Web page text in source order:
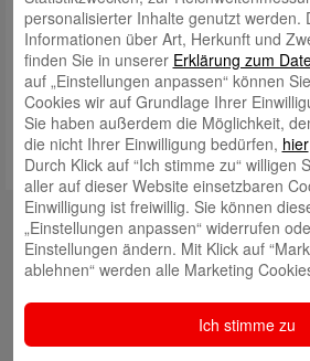
Website
Meinen Namen, meine E-Mail-
diesem Browser für die nächste
Kontakt
mail@sparkasse-odenwaldkreis.de
Auch per WhatsApp erreichbar!
personalisierter Inhalte genutzt werden.
Informationen über Art, Herkunft und
finden Sie in unserer Erklärung zum
auf „Einstellungen anpassen“ können
Cookies wir auf Grundlage Ihrer
Sie haben außerdem die Möglichkeit,
die nicht Ihrer Einwilligung bedürfen, hier
Durch Klick auf “Ich stimme zu“ willigen
aller auf dieser Website einsetzbaren
Einwilligung ist freiwillig. Sie können
„Einstellungen anpassen“ widerrufen
Einstellungen ändern. Mit Klick auf
ablehnen“ werden alle Marketing
Ich stimme zu